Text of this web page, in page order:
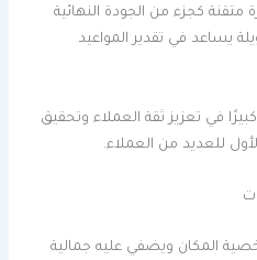
كجزء من الجودة النهائية
يساعد في تقدير المواعيد
كبيرًا في تعزيز ثقة العملاء وتحقيق
للعديد من العملاء.
المكان ويضفي عليه جمالية